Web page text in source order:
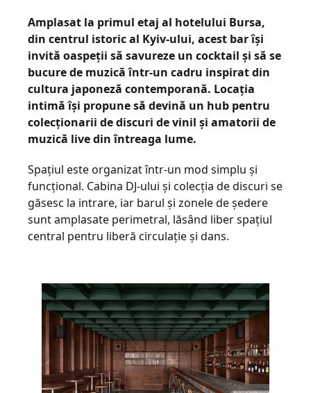
Amplasat la primul etaj al hotelului Bursa,
din centrul istoric al Kyiv-ului, acest bar își
invită oaspeții să savureze un cocktail și să se
bucure de muzică într-un cadru inspirat din
cultura japoneză contemporană. Locația
intimă își propune să devină un hub pentru
colecționarii de discuri de vinil și amatorii de
muzică live din întreaga lume.
Spațiul este organizat într-un mod simplu și
funcțional. Cabina DJ-ului și colecția de discuri se
găsesc la intrare, iar barul și zonele de ședere
sunt amplasate perimetral, lăsând liber spațiul
central pentru liberă circulație și dans.